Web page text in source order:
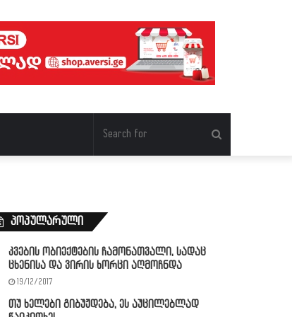
პოპულარული
კვების ობიექტების ჩამონათვალი, სადაც
ცხენისა და ვირის ხორცი აღმოჩნდა
19/12/2017
თუ ხელები გიბუჟდება, ეს აუცილებლად